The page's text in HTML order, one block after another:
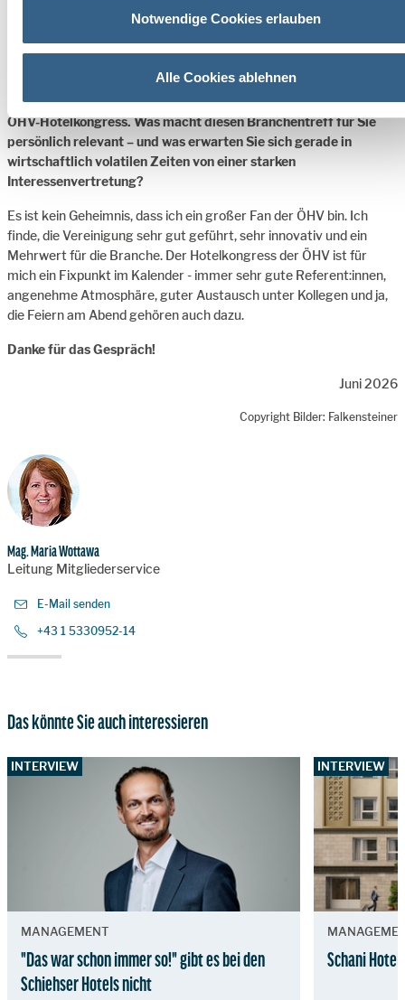
Notwendige Cookies erlauben
Alle Cookies ablehnen
durchdacht ist. Wenn jemand meint, das kann man nur so nebenbei
die richtigen Mitarbeiter:innen zu haben.
ÖHV: Sie sind trotz vollem Terminkalender Stammgast beim
ÖHV-Hotelkongress. Was macht diesen Branchentreff für Sie
persönlich relevant – und was erwarten Sie sich gerade in
wirtschaftlich volatilen Zeiten von einer starken
Interessenvertretung?
Es ist kein Geheimnis, dass ich ein großer Fan der ÖHV bin. Ich
finde, die Vereinigung sehr gut geführt, sehr innovativ und ein
Mehrwert für die Branche. Der Hotelkongress der ÖHV ist für
mich ein Fixpunkt im Kalender - immer sehr gute Referent:innen,
angenehme Atmosphäre, guter Austausch unter Kollegen und ja,
die Feiern am Abend gehören auch dazu.
Danke für das Gespräch!
Juni 2026
Copyright Bilder: Falkensteiner
Mag. Maria Wottawa
Leitung Mitgliederservice
E-Mail senden
+43 1 5330952-14
Das könnte Sie auch interessieren
INTERVIEW
MANAGEMENT
"Das war schon immer so!" gibt es bei den
Schiehser Hotels nicht
INTERVIEW
Schani